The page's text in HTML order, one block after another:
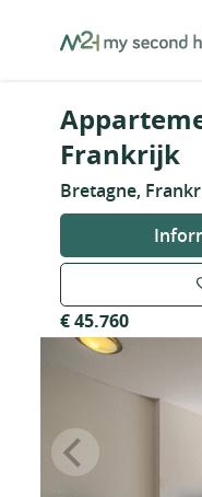
MySecondHome
Frankrijk
Bretagne,
€ 45.760